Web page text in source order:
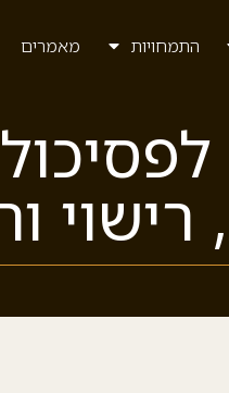
התמחויות מאמרים